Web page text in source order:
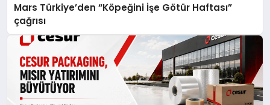
Mars Türkiye’den “Köpeğini İşe Götür Haftası”
çağrısı